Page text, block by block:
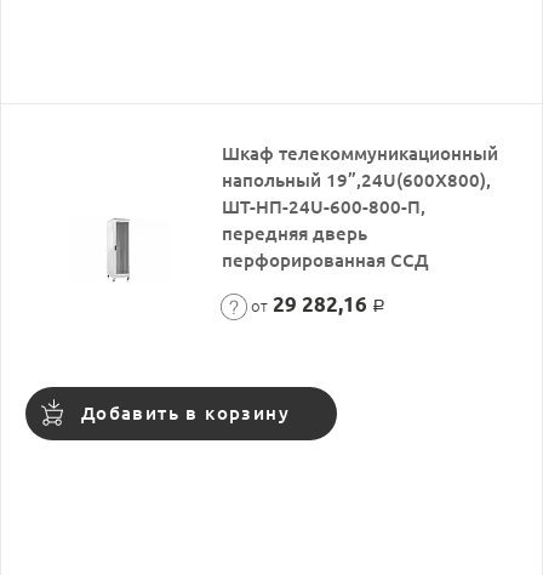
Шкаф телекоммуникационный
напольный 19”,24U(600X800),
ШТ-НП-24U-600-800-П,
передняя дверь
перфорированная ССД
от 29 282,16 Р
Добавить в корзину